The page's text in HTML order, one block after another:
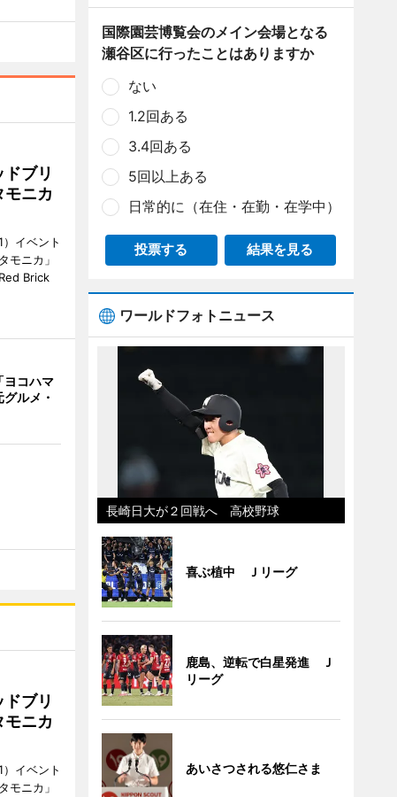
ブリ
ニカ
イベント
モニカ」
Brick
ヨコハマ
ルメ・
ブリ
ニカ
イベント
モニカ」
国際園芸博覧会のメイン会場となる
瀬谷区に行ったことはありますか
ない
1.2回ある
3.4回ある
5回以上ある
日常的に（在住・在勤・在学中）
投票する 結果を見る
ワールドフォトニュース
長崎日大が２回戦へ 高校野球
喜ぶ植中 Ｊリーグ
鹿島、逆転で白星発進 Ｊ
リーグ
あいさつされる悠仁さま